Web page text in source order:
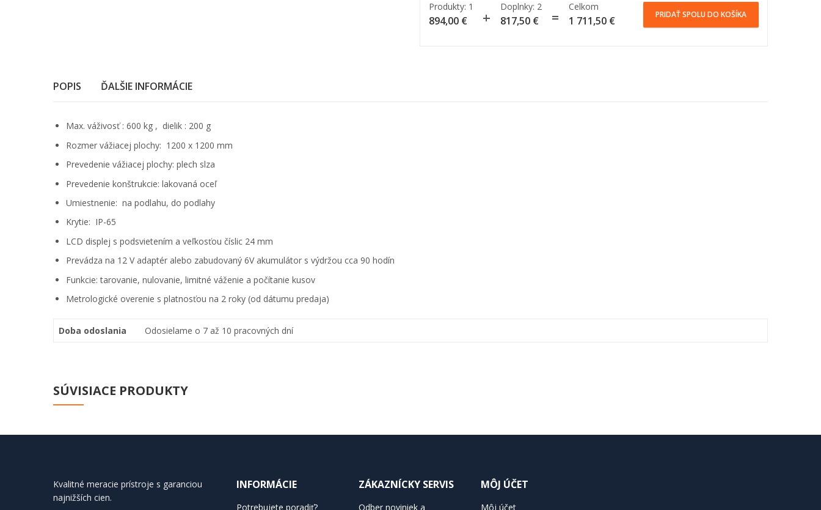
Produkty: 1
894,00 €
Doplnky: 2
817,50 €
Celkom
1 711,50 € PRIDAŤ SPOLU DO KOŠÍKA
POPIS ĎALŠIE INFORMÁCIE
Max. váživosť : 600 kg , dielik : 200 g
Rozmer vážiacej plochy: 1200 x 1200 mm
Prevedenie vážiacej plochy: plech slza
Prevedenie konštrukcie: lakovaná oceľ
Umiestnenie: na podlahu, do podlahy
Krytie: IP-65
LCD displej s podsvietením a veľkosťou číslic 24 mm
Prevádza na 12 V adaptér alebo zabudovaný 6V akumulátor s výdržou cca 90 hodín
Funkcie: tarovanie, nulovanie, limitné váženie a počítanie kusov
Metrologické overenie s platnosťou na 2 roky (od dátumu predaja)
Doba odoslania Odosielame o 7 až 10 pracovných dní
SÚVISIACE PRODUKTY
Kvalitné meracie prístroje s garanciou
najnižších cien.
INFORMÁCIE
Potrebujete poradiť?
ZÁKAZNÍCKY SERVIS
Odber noviniek a
MÔJ ÚČET
Môj účet